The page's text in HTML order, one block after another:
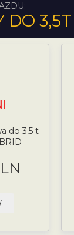
DO 3,5T
do 3,5 t